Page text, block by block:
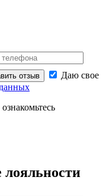
отзыв
Даю свое
лояльности